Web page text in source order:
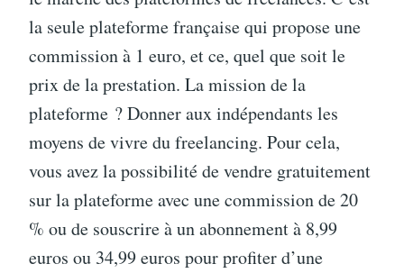
la seule plateforme française qui propose une
commission à 1 euro, et ce, quel que soit le
prix de la prestation. La mission de la
plateforme ? Donner aux indépendants les
moyens de vivre du freelancing. Pour cela,
vous avez la possibilité de vendre gratuitement
sur la plateforme avec une commission de 20
% ou de souscrire à un abonnement à 8,99
euros ou 34,99 euros pour profiter d’une